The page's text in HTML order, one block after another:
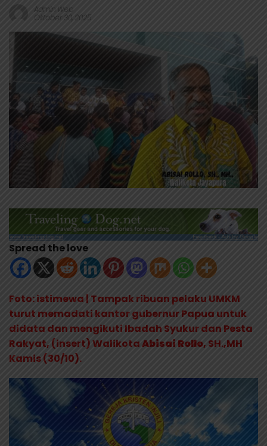
Admin Web
Oktober 30, 2025
Spread the love
Foto: istimewa | Tampak ribuan pelaku UMKM
turut memadati kantor gubernur Papua untuk
didata dan mengikuti Ibadah Syukur dan Pesta
Rakyat, (insert) WalikotaAbisai Rollo, SH.,MH
Kamis (30/10).